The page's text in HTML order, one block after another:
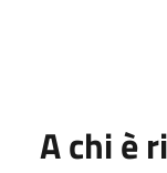
A chi è